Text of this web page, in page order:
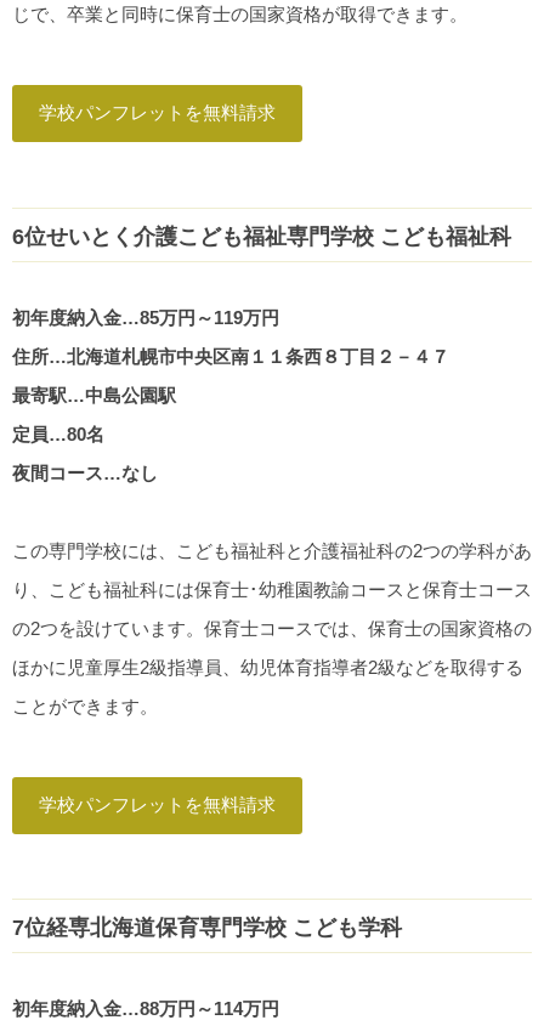
じで、卒業と同時に保育士の国家資格が取得できます。
学校パンフレットを無料請求
6位せいとく介護こども福祉専門学校 こども福祉科
初年度納入金…85万円～119万円
住所…北海道札幌市中央区南１１条西８丁目２－４７
最寄駅…中島公園駅
定員…80名
夜間コース…なし
この専門学校には、こども福祉科と介護福祉科の2つの学科があ
り、こども福祉科には保育士･幼稚園教諭コースと保育士コース
の2つを設けています。保育士コースでは、保育士の国家資格の
ほかに児童厚生2級指導員、幼児体育指導者2級などを取得する
ことができます。
学校パンフレットを無料請求
7位経専北海道保育専門学校 こども学科
初年度納入金…88万円～114万円